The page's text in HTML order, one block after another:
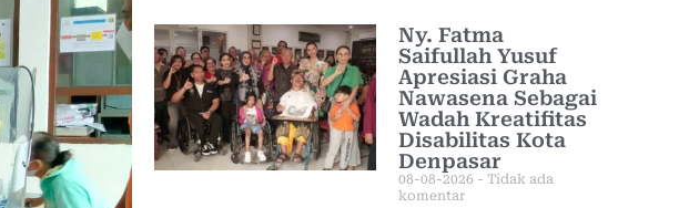
Ny. Fatma
Saifullah Yusuf
Apresiasi Graha
Nawasena Sebagai
Wadah Kreatifitas
Disabilitas Kota
Denpasar
08-08-2026
Tidak ada
komentar